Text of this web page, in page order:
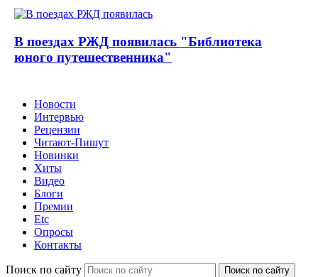
В поездах РЖД появилась "Библиотека
юного путешественника"
Новости
Интервью
Рецензии
Читают-Пишут
Новинки
Хиты
Видео
Блоги
Премии
Etc
Опросы
Контакты
Поиск по сайту